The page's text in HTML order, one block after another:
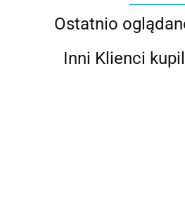
Ostatnio
Inni Klienci